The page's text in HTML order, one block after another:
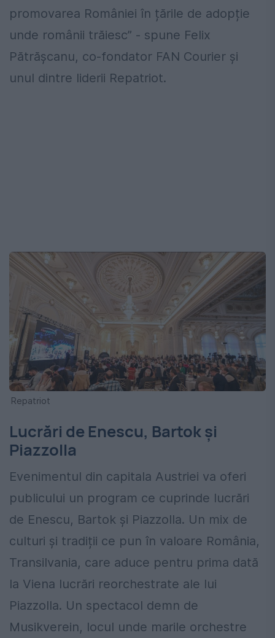
promovarea României în țările de adopție
unde românii trăiesc” - spune Felix
Pătrășcanu, co-fondator FAN Courier și
unul dintre liderii Repatriot.
Repatriot
Lucrări de Enescu, Bartok și
Piazzolla
Evenimentul din capitala Austriei va oferi
publicului un program ce cuprinde lucrări
de Enescu, Bartok și Piazzolla. Un mix de
culturi și tradiții ce pun în valoare România,
Transilvania, care aduce pentru prima dată
la Viena lucrări reorchestrate ale lui
Piazzolla. Un spectacol demn de
Musikverein, locul unde marile orchestre